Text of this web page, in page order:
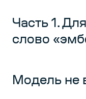
Часть 1.
слово
Модель не